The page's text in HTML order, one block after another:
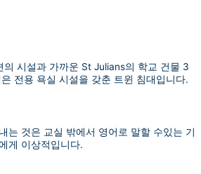
의 시설과 가까운 St Julians의 학교 건물 3
전용 욕실 시설을 갖춘 트윈 침대입니다.
는 것은 교실 밖에서 영어로 말할 수있는 기
게 이상적입니다.